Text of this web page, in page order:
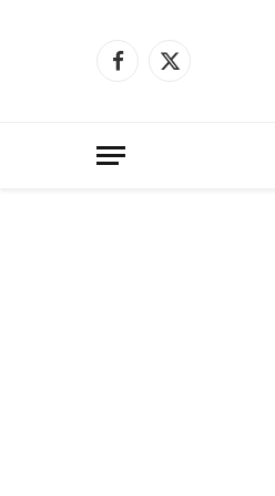
Facebook
X